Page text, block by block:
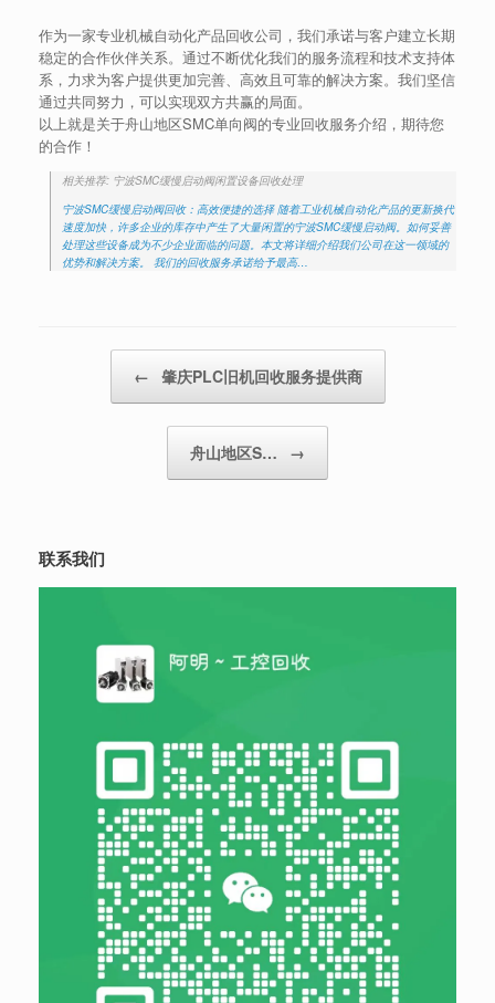
作为一家专业机械自动化产品回收公司，我们承诺与客户建立长期
稳定的合作伙伴关系。通过不断优化我们的服务流程和技术支持体
系，力求为客户提供更加完善、高效且可靠的解决方案。我们坚信
通过共同努力，可以实现双方共赢的局面。
以上就是关于舟山地区SMC单向阀的专业回收服务介绍，期待您
的合作！
相关推荐: 宁波SMC缓慢启动阀闲置设备回收处理
宁波SMC缓慢启动阀回收：高效便捷的选择 随着工业机械自动化产品的更新换代
速度加快，许多企业的库存中产生了大量闲置的宁波SMC缓慢启动阀。如何妥善
处理这些设备成为不少企业面临的问题。本文将详细介绍我们公司在这一领域的
优势和解决方案。 我们的回收服务承诺给予最高…
← 肇庆PLC旧机回收服务提供商
舟山地区S… →
联系我们